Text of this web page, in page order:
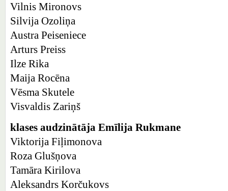
Vilnis Mironovs
Silvija Ozoliņa
Austra Peiseniece
Arturs Preiss
Ilze Rika
Maija Rocēna
Vēsma Skutele
Visvaldis Zariņš
klases audzinātāja Emīlija Rukmane
Viktorija Fiļimonova
Roza Glušņova
Tamāra Kirilova
Aleksandrs Korčukovs